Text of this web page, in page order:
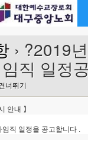
› ?2019
직 일정
너뛰기
안내 】
직 일정을 공고합니다 .